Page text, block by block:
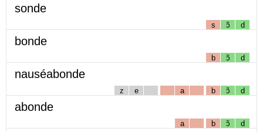
sonde
s ɔ̃ d
bonde
b ɔ̃ d
nauséabonde
z e a b ɔ̃ d
abonde
a b ɔ̃ d